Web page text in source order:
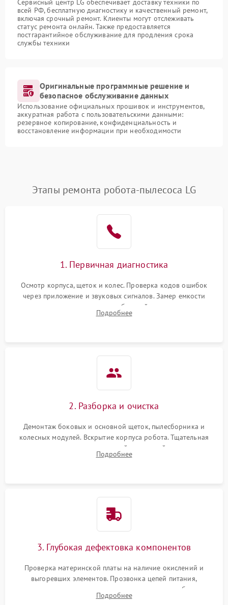
Сервисный центр LG обеспечивает доставку техники по
всей РФ, бесплатную диагностику и качественный ремонт,
включая срочный ремонт. Клиенты могут отслеживать
статус ремонта онлайн. Также предоставляется
постгарантийное обслуживание для продления срока
службы техники
Оригинальные программные решение и
безопасное обслуживание данных
Использование официальных прошивок и инструментов,
аккуратная работа с пользовательскими данными:
резервное копирование, конфиденциальность и
восстановление информации при необходимости
Этапы ремонта робота-пылесоса LG
1. Первичная диагностика
Осмотр корпуса, щеток и колес. Проверка кодов ошибок
через приложение и звуковых сигналов. Замер емкости
аккумулятора и тестирование базовой станции зарядки.
Оценка работы лидара, бампера и датчиков падения для
Подробнее
2. Разборка и очистка
Демонтаж боковых и основной щеток, пылесборника и
колесных модулей. Вскрытие корпуса робота. Тщательная
очистка внутренних полостей, шестерней и плат от
скопившейся пыли, волос и шерсти животных с
Подробнее
3. Глубокая дефектовка компонентов
Проверка материнской платы на наличие окислений и
выгоревших элементов. Прозвонка цепей питания,
тестирование приводных моторов колес и турбины
всасывания. Оценка состояния оптических и инфракрасных
Подробнее